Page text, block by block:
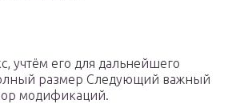
учтём его для дальнейшего
размер Следующий важный
модификаций.